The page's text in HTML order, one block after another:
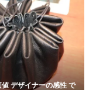
デザイナーの感性 で